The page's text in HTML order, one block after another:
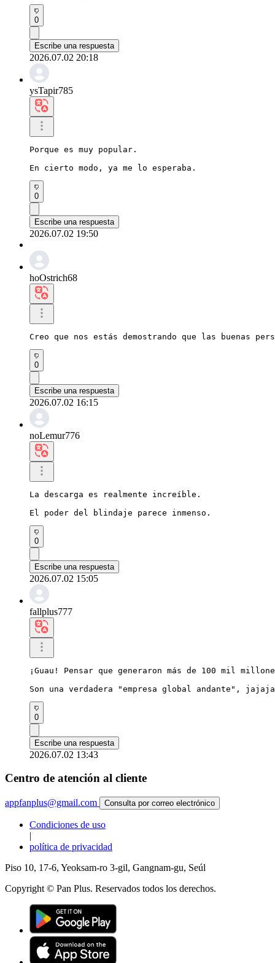
0
Escribe una respuesta
2026.07.02 20:18
ysTapir785
Porque es muy popular.
En cierto modo, ya me lo esperaba.
0
Escribe una respuesta
2026.07.02 19:50
hoOstrich68
Creo que nos estás demostrando que las buenas
0
Escribe una respuesta
2026.07.02 16:15
noLemur776
La descarga es realmente increíble.
El poder del blindaje parece inmenso.
0
Escribe una respuesta
2026.07.02 15:05
fallplus777
¡Guau! Pensar que generaron más de 100 mil
Son una verdadera "empresa global andante",
0
Escribe una respuesta
2026.07.02 13:43
Centro de atención al cliente
appfanplus@gmail.com Consulta por correo electrónico
Condiciones de uso
|
política de privacidad
Piso 10, 17-6, Yeoksam-ro 3-gil, Gangnam-gu, Seúl
Copyright © Pan Plus. Reservados todos los derechos.